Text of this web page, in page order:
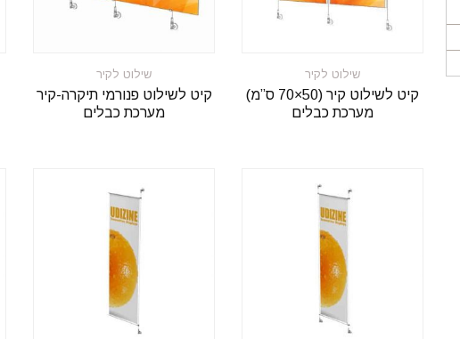
שילוט לקיר
קיט לשילוט קיר (50×70 ס”מ)
מערכת כבלים
שילוט לקיר
קיט לשילוט פנורמי תיקרה-קיר
מערכת כבלים